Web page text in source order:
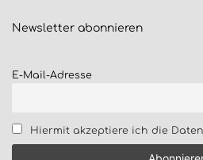
Newsletter abonnieren
E-Mail-Adresse
Hiermit akzeptiere ich die